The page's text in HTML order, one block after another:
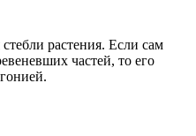
растения. Если сам
частей, то его